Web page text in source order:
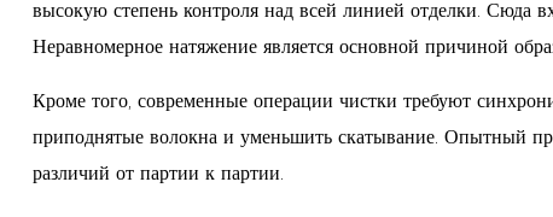
высокую степень контроля над всей линией отделки. Сюда
Неравномерное натяжение является основной причиной
Кроме того, современные операции чистки требуют
приподнятые волокна и уменьшить скатывание. Опытный
различий от партии к партии.